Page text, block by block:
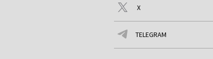
X
TELEGRAM